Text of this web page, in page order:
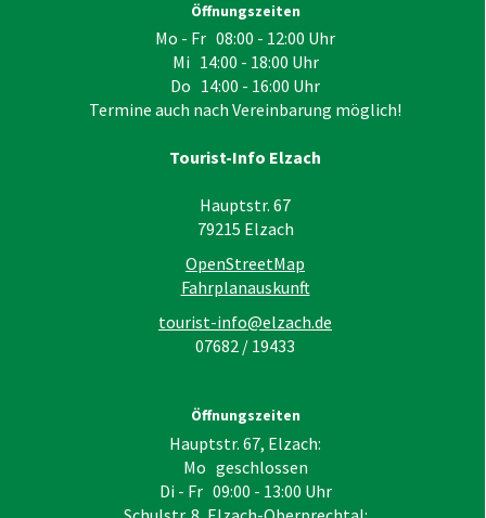
Öffnungszeiten
Mo - Fr 08:00 - 12:00 Uhr
Mi 14:00 - 18:00 Uhr
Do 14:00 - 16:00 Uhr
Termine auch nach Vereinbarung möglich!
Tourist-Info Elzach
Hauptstr. 67
79215 Elzach
OpenStreetMap
Fahrplanauskunft
tourist-info@elzach.de
07682 / 19433
Öffnungszeiten
Hauptstr. 67, Elzach:
Mo geschlossen
Di - Fr 09:00 - 13:00 Uhr